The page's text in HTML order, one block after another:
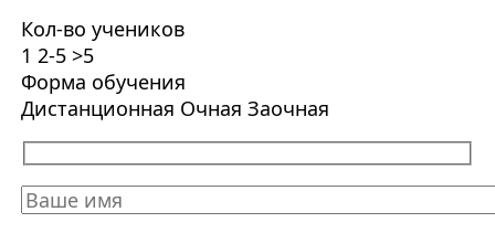
Кол-во учеников
1 2-5 >5
Форма обучения
Дистанционная Очная Заочная